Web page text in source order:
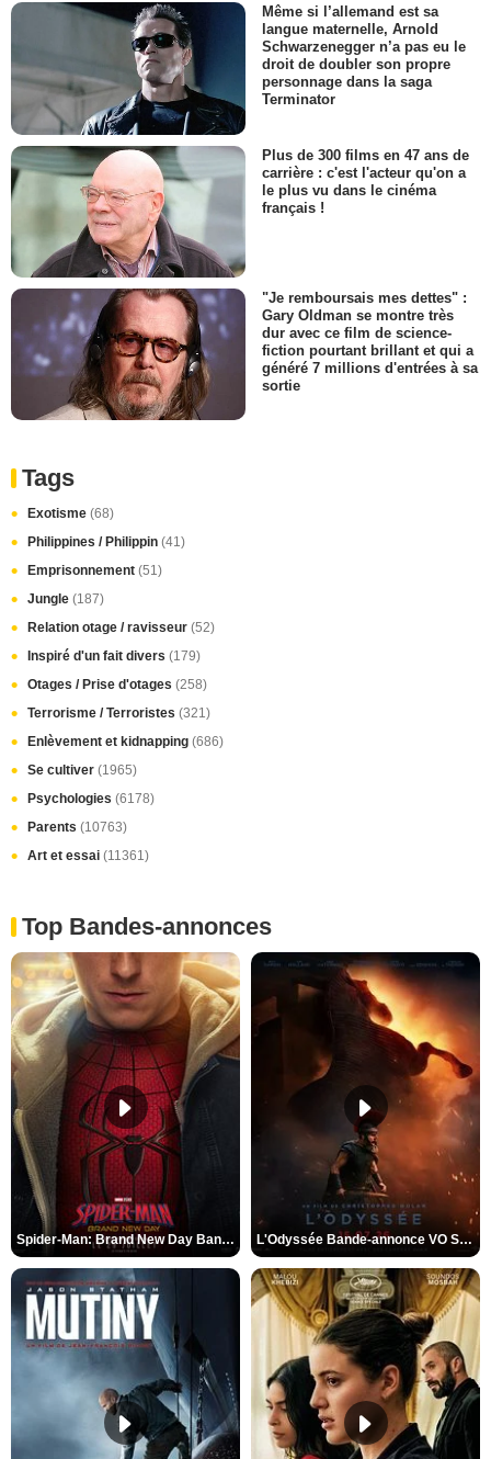
Même si l’allemand est sa
langue maternelle, Arnold
Schwarzenegger n’a pas eu le
droit de doubler son propre
personnage dans la saga
Terminator
Plus de 300 films en 47 ans de
carrière : c'est l'acteur qu'on a
le plus vu dans le cinéma
français !
"Je remboursais mes dettes" :
Gary Oldman se montre très
dur avec ce film de science-
fiction pourtant brillant et qui a
généré 7 millions d'entrées à sa
sortie
Tags
Exotisme (68)
Philippines / Philippin (41)
Emprisonnement (51)
Jungle (187)
Relation otage / ravisseur (52)
Inspiré d'un fait divers (179)
Otages / Prise d'otages (258)
Terrorisme / Terroristes (321)
Enlèvement et kidnapping (686)
Se cultiver (1965)
Psychologies (6178)
Parents (10763)
Art et essai (11361)
Top Bandes-annonces
Spider-Man: Brand New Day Bande-annonce VO STFR L'Odyssée Bande-annonce VO STFR